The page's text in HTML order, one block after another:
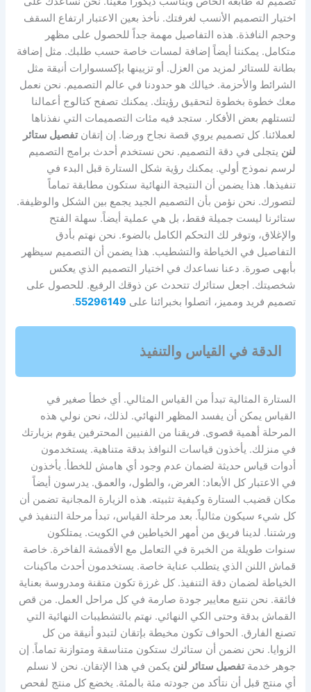
اختيار التصميم الأنسب لغرفتك. نأخذ بعين الاعتبار ارتفاع السقف
وحجم النافذة. هذه التفاصيل مهمة جداً للحصول على مظهر
متكامل. يمكننا أيضاً إضافة لمسات خاصة حسب طلبك. مثل إضافة
بطانة للستائر لمزيد من العزل. أو تزيينها بإكسسوارات أنيقة مثل
الشرائط والأحزمة. خيالك هو حدودنا في عالم التصميم. نحن نعمل
معك خطوة بخطوة لتحقيق رؤيتك. يمكنك تصفح كتالوج أعمالنا
لتستلهم بعض الأفكار. ستجد فيه مئات التصميمات التي نفذناها
لعملائنا. كل تصميم يروي قصة نجاح ورضا. إن إتقانتفصيل ستائر
لنن يتجلى في دقة التصميم. نحن نستخدم أحدث برامج التصميم
لرسم نموذج أولي. يمكنك رؤية شكل الستارة قبل البدء في
تنفيذها. هذا يضمن أن النتيجة النهائية ستكون مطابقة تماماً
لتصورك. نحن نؤمن بأن التصميم الجيد يجمع بين الشكل والوظيفة.
ستائرنا ليست جميلة فقط، بل هي عملية أيضاً. سهلة الفتح
والإغلاق، وتوفر لك التحكم الكامل بالضوء. نحن نهتم بأدق
التفاصيل في الخياطة والتشطيب. هذا يضمن أن التصميم سيظهر
بأبهى صورة. دعنا نساعدك في اختيار التصميم الذي يعكس
شخصيتك. اجعل ستائرك تتحدث عن ذوقك الرفيع. للحصول على
تصميم فريد ومميز، اتصلوا بخبرائنا على 55296149
.
الدقة في القياس والتنفيذ
الستارة المثالية تبدأ من القياس المثالي. أي خطأ صغير في
القياس يمكن أن يفسد المظهر النهائي. لذلك، نحن نولي هذه
المرحلة أهمية قصوى. فريقنا من الفنيين المحترفين يقوم بزيارتك
في منزلك. يأخذون قياسات النوافذ بدقة متناهية. يستخدمون
أدوات قياس حديثة لضمان عدم وجود أي هامش للخطأ. يأخذون
في الاعتبار كل الأبعاد: العرض، والطول، والعمق. يدرسون أيضاً
مكان قضيب الستارة وكيفية تثبيته. هذه الزيارة المجانية تضمن أن
كل شيء سيكون مثالياً. بعد مرحلة القياس، تبدأ مرحلة التنفيذ في
ورشتنا. لدينا فريق من أمهر الخياطين في الكويت. يمتلكون
سنوات طويلة من الخبرة في التعامل مع الأقمشة الفاخرة. خاصة
قماش اللنن الذي يتطلب عناية خاصة. يستخدمون أحدث ماكينات
الخياطة لضمان دقة التنفيذ. كل غرزة تكون متقنة ومدروسة بعناية
فائقة. نحن نتبع معايير جودة صارمة في كل مراحل العمل. من قص
القماش بدقة وحتى الكي النهائي. نهتم بالتشطيبات النهائية التي
تصنع الفارق. الحواف تكون مخيطة بإتقان لتبدو أنيقة من كل
الزوايا. نحن نضمن أن ستائرك ستكون متناسقة ومتوازنة تماماً. إن
جوهر خدمةتفصيل ستائر لنن يكمن في هذا الإتقان. نحن لا نسلم
أي منتج قبل أن نتأكد من جودته مئة بالمئة. يخضع كل منتج لفحص